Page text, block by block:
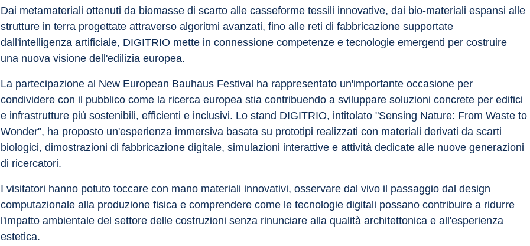
Dai metamateriali ottenuti da biomasse di scarto alle casseforme tessili innovative, dai bio-materiali espansi alle
strutture in terra progettate attraverso algoritmi avanzati, fino alle reti di fabbricazione supportate
dall'intelligenza artificiale, DIGITRIO mette in connessione competenze e tecnologie emergenti per costruire
una nuova visione dell'edilizia europea.
La partecipazione al New European Bauhaus Festival ha rappresentato un'importante occasione per
condividere con il pubblico come la ricerca europea stia contribuendo a sviluppare soluzioni concrete per edifici
e infrastrutture più sostenibili, efficienti e inclusivi. Lo stand DIGITRIO, intitolato "Sensing Nature: From Waste to
Wonder", ha proposto un'esperienza immersiva basata su prototipi realizzati con materiali derivati da scarti
biologici, dimostrazioni di fabbricazione digitale, simulazioni interattive e attività dedicate alle nuove generazioni
di ricercatori.
I visitatori hanno potuto toccare con mano materiali innovativi, osservare dal vivo il passaggio dal design
computazionale alla produzione fisica e comprendere come le tecnologie digitali possano contribuire a ridurre
l'impatto ambientale del settore delle costruzioni senza rinunciare alla qualità architettonica e all'esperienza
estetica.